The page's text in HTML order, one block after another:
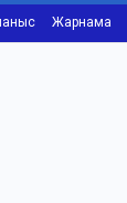
Жарнама